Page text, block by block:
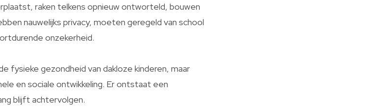
raken telkens opnieuw ontworteld, bouwen
nauwelijks privacy, moeten geregeld van school
onzekerheid.
fysieke gezondheid van dakloze kinderen, maar
en sociale ontwikkeling. Er ontstaat een
blijft achtervolgen.